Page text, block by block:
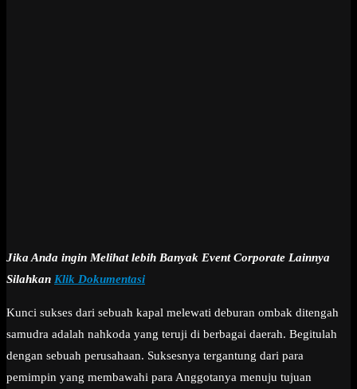
Jika Anda ingin Melihat lebih Banyak Event Corporate Lainnya
Silahkan Klik Dokumentasi
Kunci sukses dari sebuah kapal melewati deburan ombak ditengah
samudra adalah nahkoda yang teruji di berbagai daerah. Begitulah
dengan sebuah perusahaan. Suksesnya tergantung dari para
pemimpin yang membawahi para Anggotanya menuju tujuan